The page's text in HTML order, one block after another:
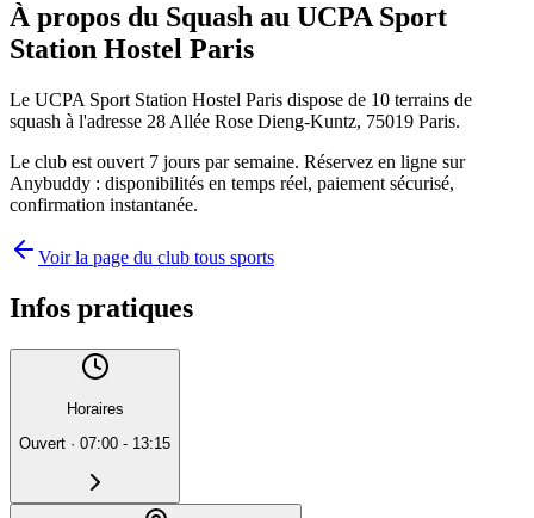
À propos du Squash au UCPA Sport
Station Hostel Paris
Le UCPA Sport Station Hostel Paris dispose de 10 terrains de
squash à l'adresse 28 Allée Rose Dieng-Kuntz, 75019 Paris.
Le club est ouvert 7 jours par semaine. Réservez en ligne sur
Anybuddy : disponibilités en temps réel, paiement sécurisé,
confirmation instantanée.
Voir la page du club tous sports
Infos pratiques
Horaires
Ouvert · 07:00 - 13:15